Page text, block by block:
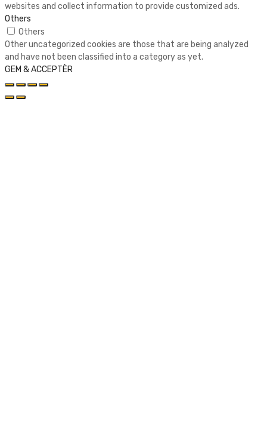
websites and collect information to provide customized ads.
Others
Others
Other uncategorized cookies are those that are being analyzed
and have not been classified into a category as yet.
GEM & ACCEPTÈR